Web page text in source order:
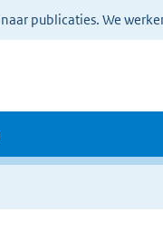
publicaties. We